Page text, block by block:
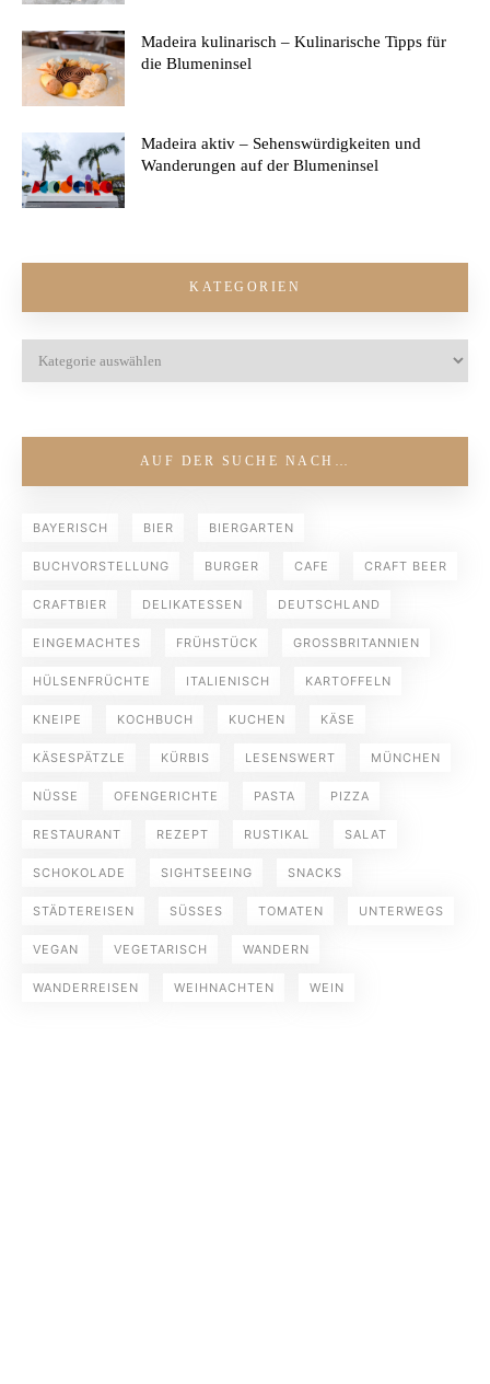
Madeira kulinarisch – Kulinarische Tipps für
die Blumeninsel
Madeira aktiv – Sehenswürdigkeiten und
Wanderungen auf der Blumeninsel
KATEGORIEN
AUF DER SUCHE NACH…
BAYERISCH BIER BIERGARTEN
BUCHVORSTELLUNG BURGER CAFE CRAFT BEER
CRAFTBIER DELIKATESSEN DEUTSCHLAND
EINGEMACHTES FRÜHSTÜCK GROSSBRITANNIEN
HÜLSENFRÜCHTE ITALIENISCH KARTOFFELN
KNEIPE KOCHBUCH KUCHEN KÄSE
KÄSESPÄTZLE KÜRBIS LESENSWERT MÜNCHEN
NÜSSE OFENGERICHTE PASTA PIZZA
RESTAURANT REZEPT RUSTIKAL SALAT
SCHOKOLADE SIGHTSEEING SNACKS
STÄDTEREISEN SÜSSES TOMATEN UNTERWEGS
VEGAN VEGETARISCH WANDERN
WANDERREISEN WEIHNACHTEN WEIN